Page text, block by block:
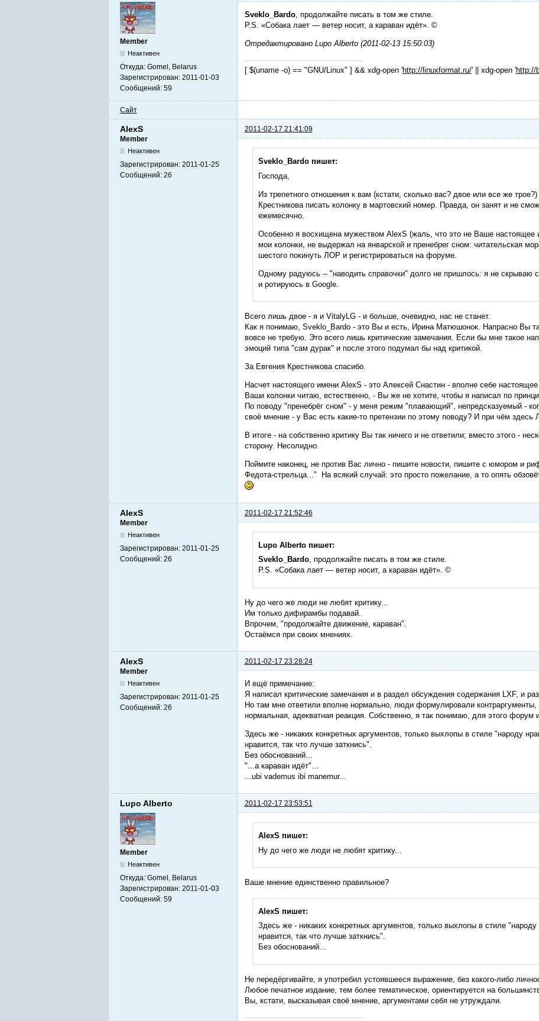
Member
Неактивен
Откуда: Gomel, Belarus
Зарегистрирован: 2011-01-03
Сообщений: 59
Sveklo_Bardo, продолжайте писать в том же стиле.
P.S. «Собака лает — ветер носит, а караван идёт». ©
Отредактировано Lupo Alberto (2011-02-13 15:50:03)
[ $(uname -o) == "GNU/Linux" ] && xdg-open 'http://linuxformat.ru/' || xdg-open 'http://
Сайт
AlexS
2011-02-17 21:41:09
Member
Неактивен
Зарегистрирован: 2011-01-25
Сообщений: 26
Sveklo_Bardo пишет:
Господа,
Из трепетного отношения к вам (кстати, сколько вас? двое или все же
Крестникова писать колонку в мартовский номер. Правда, он занят и не
ежемесячно.
Особенно я восхищена мужеством AlexS (жаль, что это не Ваше настоящее
мои колонки, не выдержал на январской и пренебрег сном: читательская
шестого покинуть ЛОР и регистрироваться на форуме.
Одному радуюсь -- "наводить справочки" долго не пришлось: я не скрываю
и ротируюсь в Google.
Всего лишь двое - я и VitalyLG - и больше, очевидно, нас не станет.
Как я понимаю, Sveklo_Bardo - это Вы и есть, Ирина Матюшонок. Напрасно Вы
вовсе не требую. Это всего лишь критические замечания. Если бы мне такое
эмоций типа "сам дурак" и после этого подумал бы над критикой.
За Евгения Крестникова спасибо.
Насчет настоящего имени AlexS - это Алексей Снастин - вполне себе
Ваши колонки читаю, естественно, - Вы же не хотите, чтобы я написал по
По поводу "пренебрёг сном" - у меня режим "плавающий", непредсказуемый -
своё мнение - у Вас есть какие-то претензии по этому поводу? И при чём здесь
В итоге - на собственно критику Вы так ничего и не ответили; вместо этого -
сторону. Несолидно.
Поймите наконец, не против Вас лично - пишите новости, пишите с юмором и
Федота-стрельца..." На всякий случай: это просто пожелание, а то опять
AlexS
2011-02-17 21:52:46
Member
Неактивен
Зарегистрирован: 2011-01-25
Сообщений: 26
Lupo Alberto пишет:
Sveklo_Bardo, продолжайте писать в том же стиле.
P.S. «Собака лает — ветер носит, а караван идёт». ©
Ну до чего же люди не любят критику...
Им только дифирамбы подавай.
Впрочем, "продолжайте движение, караван".
Остаёмся при своих мнениях.
AlexS
2011-02-17 23:28:24
Member
Неактивен
Зарегистрирован: 2011-01-25
Сообщений: 26
И ещё примечание:
Я написал критические замечания и в раздел обсуждения содержания LXF, и
Но там мне ответили вполне нормально, люди формулировали
нормальная, адекватная реакция. Собственно, я так понимаю, для этого форум
Здесь же - никаких конкретных аргументов, только выхлопы в стиле "народу
нравится, так что лучше заткнись".
Без обоснований...
"...а караван идёт"...
...ubi vademus ibi manemur...
Lupo Alberto 2011-02-17 23:53:51
Member
Неактивен
Откуда: Gomel, Belarus
Зарегистрирован: 2011-01-03
Сообщений: 59
AlexS пишет:
Ну до чего же люди не любят критику...
Ваше мнение единственно правильное?
AlexS пишет:
Здесь же - никаких конкретных аргументов, только выхлопы в стиле
нравится, так что лучше заткнись".
Без обоснований...
Не передёргивайте, я употребил устоявшееся выражение, без какого-либо
Любое печатное издание, тем более тематическое, ориентируется на
Вы, кстати, высказывая своё мнение, аргументами себя не утруждали.